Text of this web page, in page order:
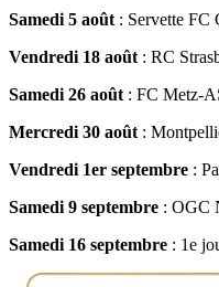
Samedi 5 août : Servette FC
Vendredi 18 août : RC
Samedi 26 août : FC Metz-
Mercredi 30 août :
Vendredi 1er septembre :
Samedi 9 septembre : OGC
Samedi 16 septembre : 1e